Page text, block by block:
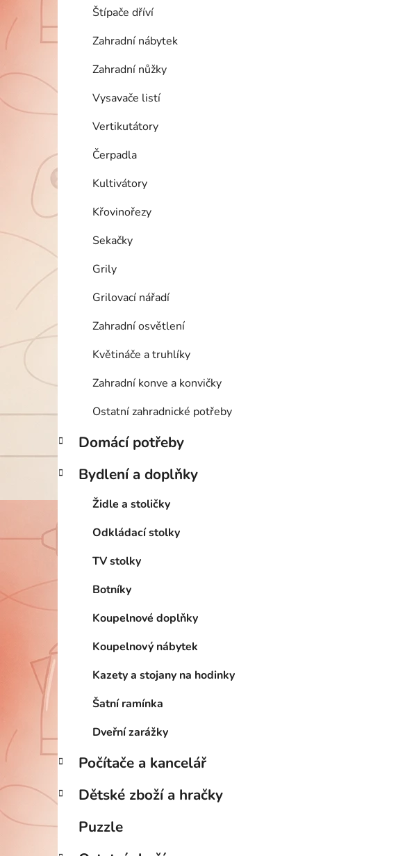
Štípače dříví
Zahradní nábytek
Zahradní nůžky
Vysavače listí
Vertikutátory
Čerpadla
Kultivátory
Křovinořezy
Sekačky
Grily
Grilovací nářadí
Zahradní osvětlení
Květináče a truhlíky
Zahradní konve a konvičky
Ostatní zahradnické potřeby
Domácí potřeby
Bydlení a doplňky
Židle a stoličky
Odkládací stolky
TV stolky
Botníky
Koupelnové doplňky
Koupelnový nábytek
Kazety a stojany na hodinky
Šatní ramínka
Dveřní zarážky
Počítače a kancelář
Dětské zboží a hračky
Puzzle